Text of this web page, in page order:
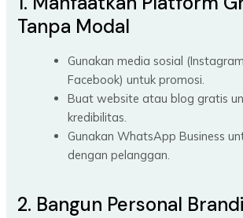
Tanpa Modal
Gunakan media sosial
Facebook) untuk promosi.
Buat website atau blog gratis
kredibilitas.
Gunakan WhatsApp Business
dengan pelanggan.
2. Bangun Personal